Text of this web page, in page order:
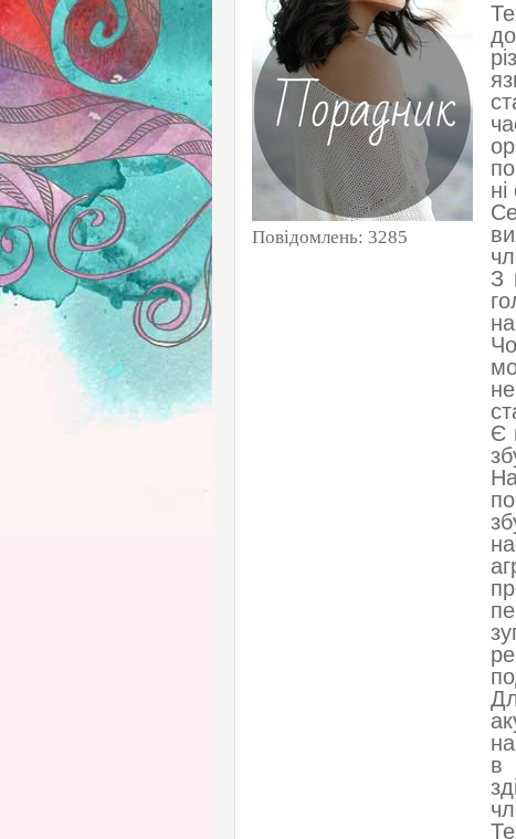
Повідомлень: 3285
З
Є
в